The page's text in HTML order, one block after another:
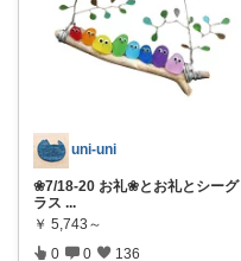
uni-uni
❀7/18-20 お礼❀とお礼とシーグ
ラス ...
￥ 5,743～
0 0 136